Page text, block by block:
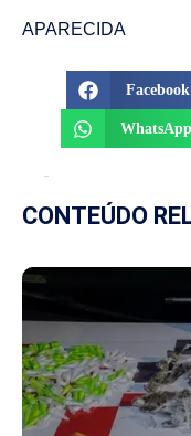
APARECIDA
Facebook
WhatsApp
CONTEÚDO